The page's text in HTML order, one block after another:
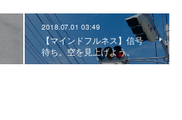
2018.07.01 03:49
【マインドフルネス】信号
待ち。空を見上げよう。